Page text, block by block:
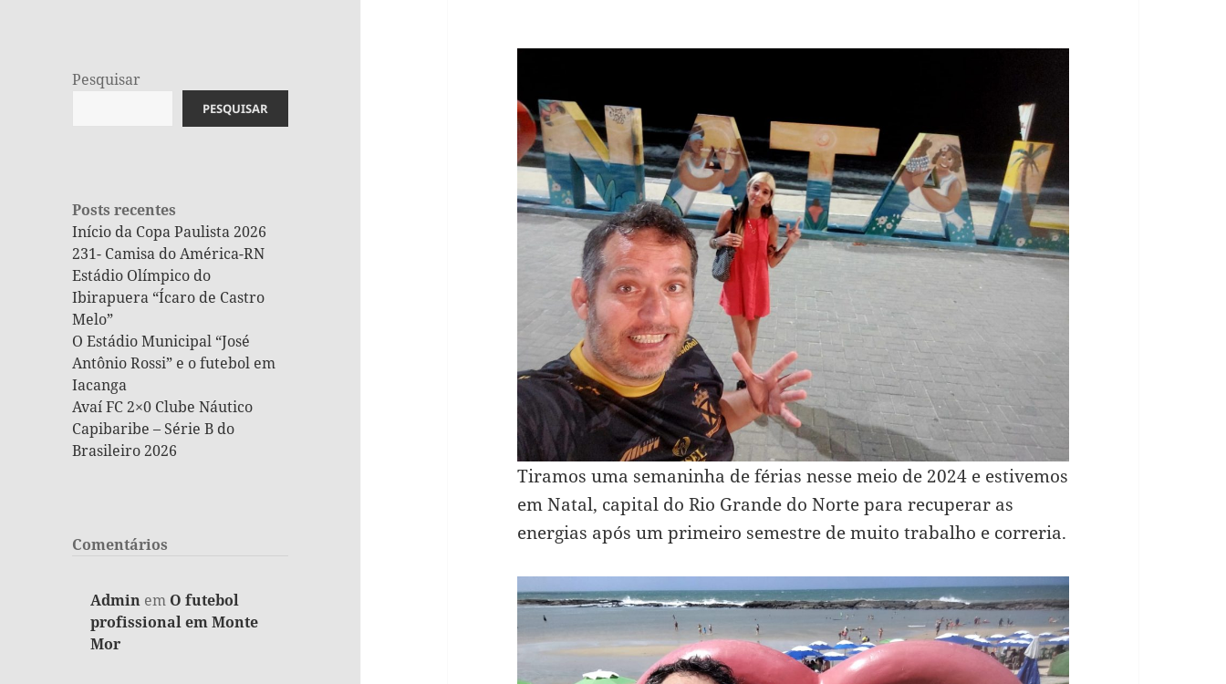
Pesquisar
PESQUISAR
Posts recentes
Início da Copa Paulista 2026
231- Camisa do América-RN
Estádio Olímpico do
Ibirapuera “Ícaro de Castro
Melo”
O Estádio Municipal “José
Antônio Rossi” e o futebol em
Iacanga
Avaí FC 2×0 Clube Náutico
Capibaribe – Série B do
Brasileiro 2026
Comentários
Admin em O futebol
profissional em Monte
Mor
Tiramos uma semaninha de férias nesse meio de 2024 e estivemos
em Natal, capital do Rio Grande do Norte para recuperar as
energias após um primeiro semestre de muito trabalho e correria.